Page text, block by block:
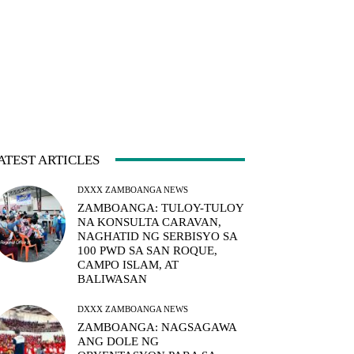
ARTICLES
DXXX ZAMBOANGA NEWS
ZAMBOANGA: TULOY-TULOY
NA KONSULTA CARAVAN,
NAGHATID NG SERBISYO SA
100 PWD SA SAN ROQUE,
CAMPO ISLAM, AT
BALIWASAN
DXXX ZAMBOANGA NEWS
ZAMBOANGA: NAGSAGAWA
ANG DOLE NG